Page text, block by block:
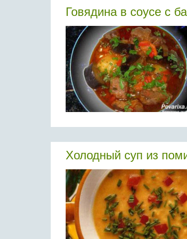
Говядина в соусе с
Холодный суп из